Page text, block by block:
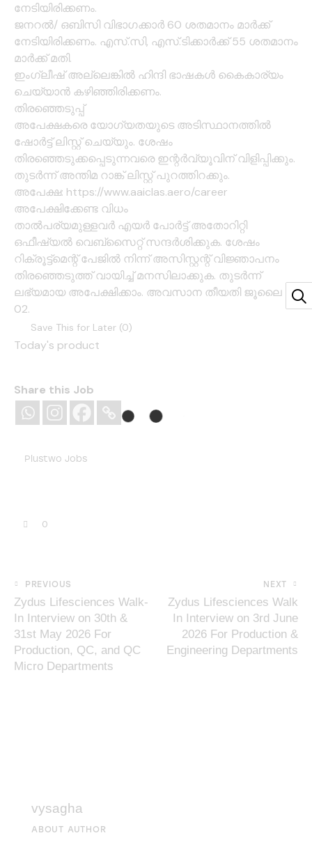
നേടിയിരിക്കണം.
ജനറല്‍/ ഒബിസി വിഭാഗക്കാര്‍ 60 ശതമാനം മാര്‍ക്ക്
നേടിയിരിക്കണം. എസ്.സി, എസ്.ടിക്കാര്‍ക്ക് 55 ശതമാനം
മാര്‍ക്ക് മതി.
ഇംഗ്ലീഷ് അല്ലെങ്കില്‍ ഹിന്ദി ഭാഷകള്‍ കൈകാര്യം
ചെയ്യാന്‍ കഴിഞ്ഞിരിക്കണം.
തിരഞ്ഞെടുപ്പ്
അപേക്ഷകരെ യോഗ്യതയുടെ അടിസ്ഥാനത്തില്‍
ഷോര്‍ട്ട് ലിസ്റ്റ് ചെയ്യും. ശേഷം
തിരഞ്ഞെടുക്കപ്പെടുന്നവരെ ഇന്റര്‍വ്യൂവിന് വിളിപ്പിക്കും.
തുടര്‍ന്ന് അന്തിമ റാങ്ക് ലിസ്റ്റ് പുറത്തിറക്കും.
അപേക്ഷ: https://www.aaiclas.aero/career
അപേക്ഷിക്കേണ്ട വിധം
താല്‍പര്യമുള്ളവര്‍ എയര്‍ പോര്‍ട്ട് അതോറിറ്റി
ഒഫീഷ്യല്‍ വെബ്‌സൈറ്റ് സന്ദര്‍ശിക്കുക. ശേഷം
റിക്രൂട്ട്‌മെന്റ് പേജില്‍ നിന്ന് അസിസ്റ്റന്റ് വിജ്ഞാപനം
തിരഞ്ഞെടുത്ത് വായിച്ച് മനസിലാക്കുക. തുടര്‍ന്ന്
ലഭ്യമായ അപേക്ഷിക്കാം. അവസാന തീയതി ജൂലൈ
02.
Save This for Later (0)
Today's product
Share this Job
Plustwo Jobs
0
PREVIOUS
Zydus Lifesciences Walk-
In Interview on 30th &
31st May 2026 For
Production, QC, and QC
Micro Departments
NEXT
Zydus Lifesciences Walk
In Interview on 3rd June
2026 For Production &
Engineering Departments
vysagha
ABOUT AUTHOR